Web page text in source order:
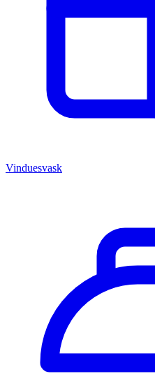
Vinduesvask